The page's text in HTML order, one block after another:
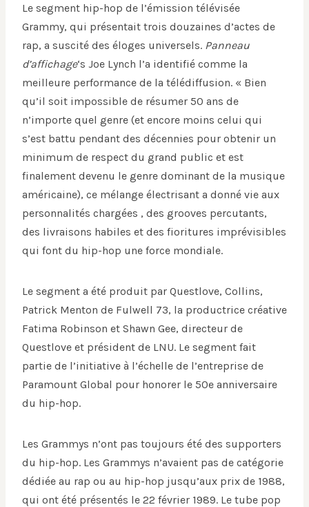
Le segment hip-hop de l’émission télévisée
Grammy, qui présentait trois douzaines d’actes de
rap, a suscité des éloges universels. Panneau
d’affichage‘s Joe Lynch l’a identifié comme la
meilleure performance de la télédiffusion. « Bien
qu’il soit impossible de résumer 50 ans de
n’importe quel genre (et encore moins celui qui
s’est battu pendant des décennies pour obtenir un
minimum de respect du grand public et est
finalement devenu le genre dominant de la musique
américaine), ce mélange électrisant a donné vie aux
personnalités chargées , des grooves percutants,
des livraisons habiles et des fioritures imprévisibles
qui font du hip-hop une force mondiale.
Le segment a été produit par Questlove, Collins,
Patrick Menton de Fulwell 73, la productrice créative
Fatima Robinson et Shawn Gee, directeur de
Questlove et président de LNU. Le segment fait
partie de l’initiative à l’échelle de l’entreprise de
Paramount Global pour honorer le 50e anniversaire
du hip-hop.
Les Grammys n’ont pas toujours été des supporters
du hip-hop. Les Grammys n’avaient pas de catégorie
dédiée au rap ou au hip-hop jusqu’aux prix de 1988,
qui ont été présentés le 22 février 1989. Le tube pop